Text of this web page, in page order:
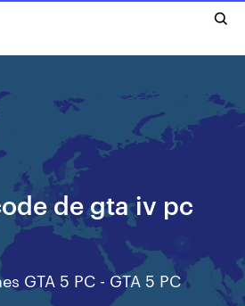
de gta iv pc
GTA 5 PC - GTA 5 PC